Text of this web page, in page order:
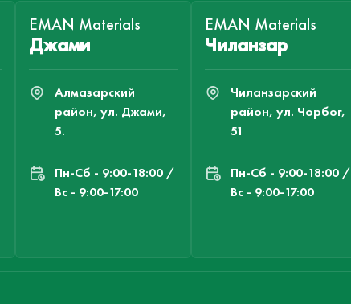
EMAN Materials
Джами
Алмазарский
район, ул. Джами,
5.
Пн-Cб - 9:00-18:00 /
Вс - 9:00-17:00
EMAN Materials
Чиланзар
Чиланзарский
район, ул. Чорбог,
51
Пн-Cб - 9:00-18:00 /
Вс - 9:00-17:00